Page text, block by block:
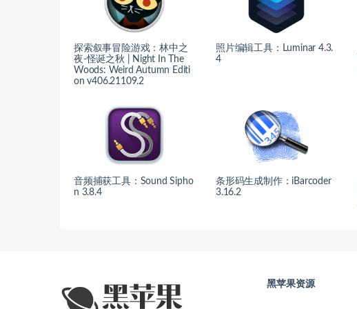
探索叙事冒险游戏：林中之
夜-怪诞之秋 | Night In The
Woods: Weird Autumn Editi
on v406.21109.2
照片编辑工具：Luminar 4.3.
4
音频捕获工具：Sound Sipho
n 3.8.4
条形码生成制作：iBarcoder
3.16.2
黑苹果资源